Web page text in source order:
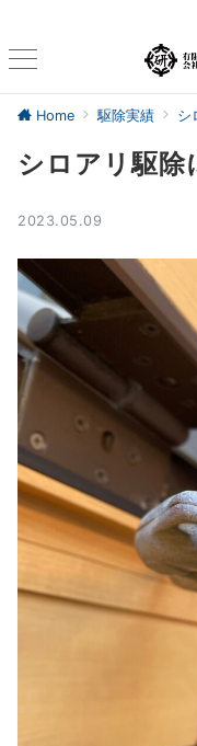
Home 駆除実績 シ
シロアリ駆除
2023.05.09